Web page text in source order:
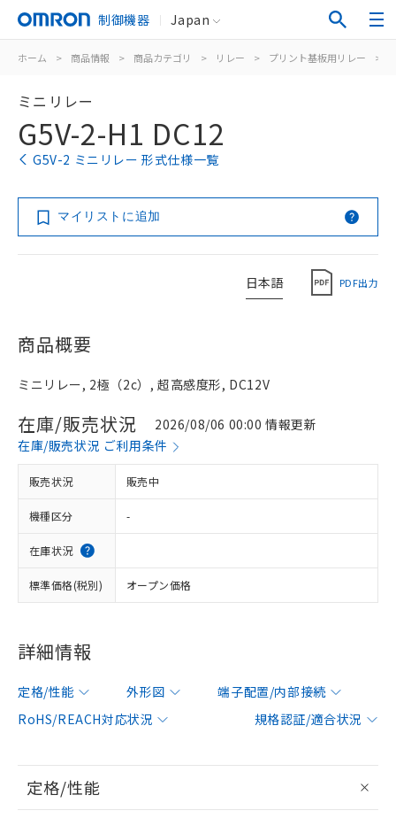
制御機器 Japan
ホーム > 商品情報 > 商品カテゴリ > リレー > プリント基板用リレー >
ミニリレー
G5V-2-H1 DC12
G5V-2 ミニリレー 形式仕様一覧
マイリストに追加
日本語 PDF出力
商品概要
ミニリレー, 2極（2c）, 超高感度形, DC12V
在庫/販売状況
2026/08/06 00:00 情報更新
在庫/販売状況 ご利用条件
販売状況 販売中
機種区分 -
在庫状況
標準価格(税別) オープン価格
詳細情報
定格/性能 外形図
端子配置/内部接続
RoHS/REACH対応状況
規格認証/適合状況
定格/性能